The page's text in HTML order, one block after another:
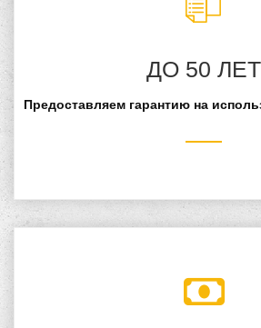
ДО 50 ЛЕТ
Предоставляем гарантию на